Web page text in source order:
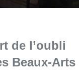
de l’oubli
Beaux-Arts